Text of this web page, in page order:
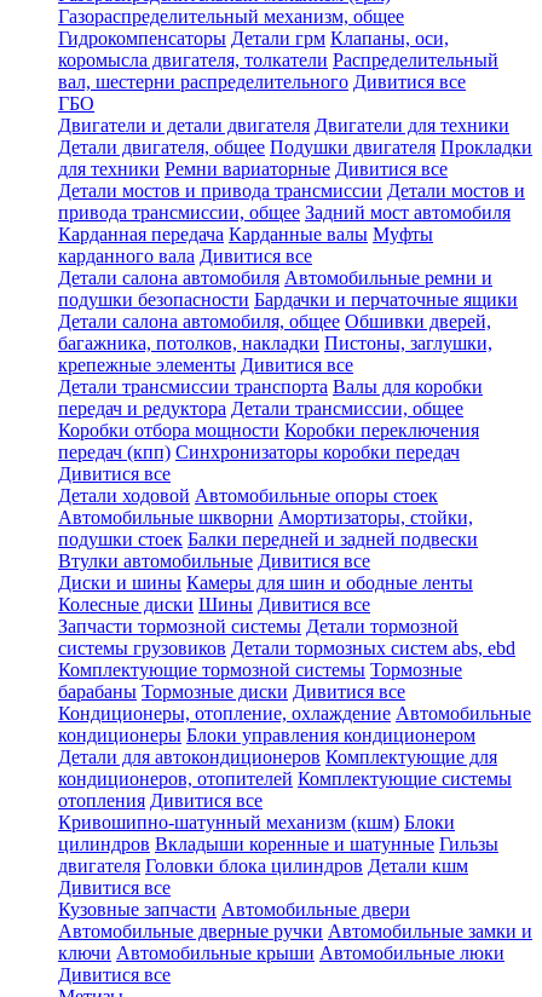
Газораспределительный механизм, общее
Гидрокомпенсаторы Детали грм Клапаны, оси,
коромысла двигателя, толкатели Распределительный
вал, шестерни распределительного Дивитися все
ГБО
Двигатели и детали двигателя Двигатели для техники
Детали двигателя, общее Подушки двигателя Прокладки
для техники Ремни вариаторные Дивитися все
Детали мостов и привода трансмиссии Детали мостов и
привода трансмиссии, общее Задний мост автомобиля
Карданная передача Карданные валы Муфты
карданного вала Дивитися все
Детали салона автомобиля Автомобильные ремни и
подушки безопасности Бардачки и перчаточные ящики
Детали салона автомобиля, общее Обшивки дверей,
багажника, потолков, накладки Пистоны, заглушки,
крепежные элементы Дивитися все
Детали трансмиссии транспорта Валы для коробки
передач и редуктора Детали трансмиссии, общее
Коробки отбора мощности Коробки переключения
передач (кпп) Синхронизаторы коробки передач
Дивитися все
Детали ходовой Автомобильные опоры стоек
Автомобильные шкворни Амортизаторы, стойки,
подушки стоек Балки передней и задней подвески
Втулки автомобильные Дивитися все
Диски и шины Камеры для шин и ободные ленты
Колесные диски Шины Дивитися все
Запчасти тормозной системы Детали тормозной
системы грузовиков Детали тормозных систем abs, ebd
Комплектующие тормозной системы Тормозные
барабаны Тормозные диски Дивитися все
Кондиционеры, отопление, охлаждение Автомобильные
кондиционеры Блоки управления кондиционером
Детали для автокондиционеров Комплектующие для
кондиционеров, отопителей Комплектующие системы
отопления Дивитися все
Кривошипно-шатунный механизм (кшм) Блоки
цилиндров Вкладыши коренные и шатунные Гильзы
двигателя Головки блока цилиндров Детали кшм
Дивитися все
Кузовные запчасти Автомобильные двери
Автомобильные дверные ручки Автомобильные замки и
ключи Автомобильные крыши Автомобильные люки
Дивитися все